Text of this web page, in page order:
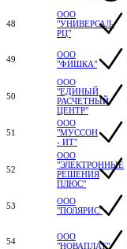
48
ООО
"УНИВЕРСАЛ-
РЦ"
49
ООО
"ФИШКА"
50
ООО
"ЕДИНЫЙ
РАСЧЕТНЫЙ
ЦЕНТР"
51
ООО
"МУССОН
- ИТ"
52
ООО
"ЭЛЕКТРОННЫЕ
РЕШЕНИЯ
ПЛЮС"
53
ООО
"ПОЛЯРИС"
54
ООО
"НОВАПЛАТ"